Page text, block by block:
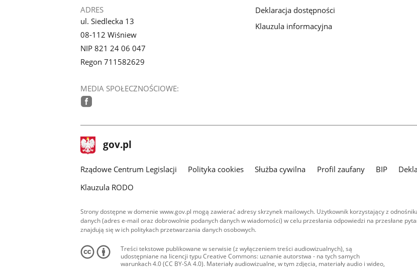
ADRES
ul. Siedlecka 13
08-112 Wiśniew
NIP 821 24 06 047
Regon 711582629
MEDIA SPOŁECZNOŚCIOWE:
Deklaracja dostępności
Klauzula informacyjna
stopka
gov.pl Strona
gov.pl
Rządowe Centrum Legislacji Polityka cookies Służba cywilna Profil zaufany BIP
Klauzula RODO
Strony dostępne w domenie www.gov.pl mogą zawierać adresy skrzynek mailowych. Użytkownik korzystający z
danych (adres e-mail oraz dobrowolnie podanych danych w wiadomości) w celu przesłania odpowiedzi na przesłane
znajdują się w ich politykach przetwarzania danych osobowych.
Treści tekstowe publikowane w serwisie (z wyłączeniem treści audiowizualnych), są
udostępniane na licencji typu Creative Commons: uznanie autorstwa - na tych samych
warunkach 4.0 (CC BY-SA 4.0). Materiały audiowizualne, w tym zdjęcia, materiały audio i wideo,